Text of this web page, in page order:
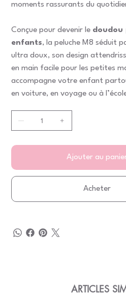
moments rassurants du
Conçue pour devenir le doudou
enfants, la peluche M8 séduit
ultra doux, son design
en main facile pour les petites
accompagne votre enfant
en voiture, en voyage ou à
Ajouter au
Acheter
ARTICLES